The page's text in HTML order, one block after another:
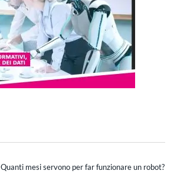
Quanti mesi servono per far funzionare un robot?